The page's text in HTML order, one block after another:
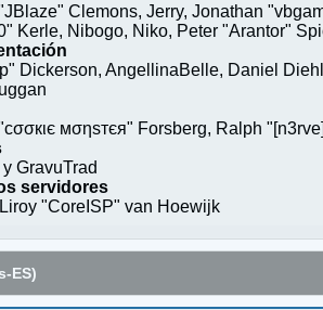
Clemons, Jerry, Jonathan
Kerle, Nibogo, Niko, Peter "Arantor"
Dickerson, AngellinaBelle, Daniel
мσηѕтєя" Forsberg, Ralph
GravuTrad
servidores
"CoreISP" van Hoewijk
ES)